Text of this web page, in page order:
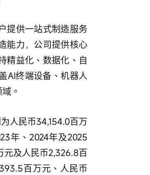
提供一站式制造服务
能力，公司提供核心
精益化、数据化、自
AI终端设备、机器人
。
人民币34,154.0百万
年、2024年及2025
元及人民币2,326.8百
百万元、人民币